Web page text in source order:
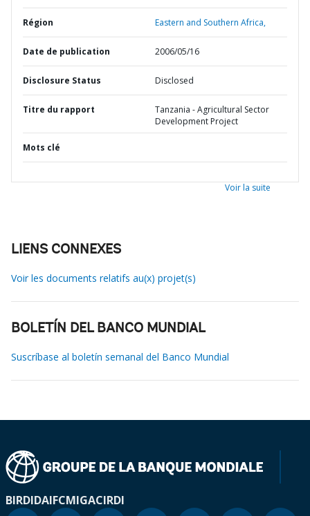
Région Eastern and Southern Africa,
Date de publication 2006/05/16
Disclosure Status Disclosed
Titre du rapport
Tanzania - Agricultural Sector
Development Project
Mots clé
Voir la suite
LIENS CONNEXES
Voir les documents relatifs au(x) projet(s)
BOLETÍN DEL BANCO MUNDIAL
Suscríbase al boletín semanal del Banco Mundial
BIRDIDAIFCMIGACIRDI